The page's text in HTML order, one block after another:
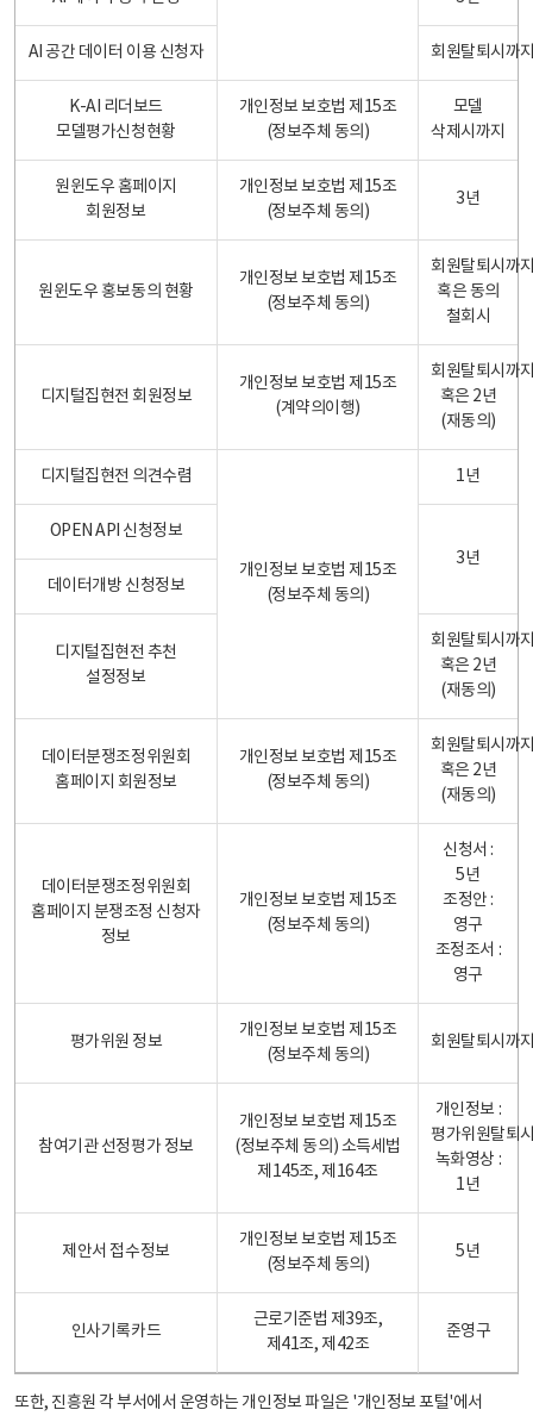
AI 공간 데이터 이용 신청자 회원탈퇴시까
K-AI 리더보드
모델평가신청현황
개인정보 보호법 제15조
(정보주체 동의)
모델
삭제시까지
원윈도우 홈페이지
회원정보
개인정보 보호법 제15조
(정보주체 동의)
3년
원윈도우 홍보동의 현황
개인정보 보호법 제15조
(정보주체 동의)
회원탈퇴시까
혹은 동의
철회시
디지털집현전 회원정보
개인정보 보호법 제15조
(계약의이행)
회원탈퇴시까
혹은 2년
(재동의)
디지털집현전 의견수렴
개인정보 보호법 제15조
(정보주체 동의)
1년
OPEN API 신청정보
3년
데이터개방 신청정보
디지털집현전 추천
설정정보
회원탈퇴시까
혹은 2년
(재동의)
데이터분쟁조정위원회
홈페이지 회원정보
개인정보 보호법 제15조
(정보주체 동의)
회원탈퇴시까
혹은 2년
(재동의)
데이터분쟁조정위원회
홈페이지 분쟁조정 신청자
정보
개인정보 보호법 제15조
(정보주체 동의)
신청서 :
5년
조정안 :
영구
조정조서 :
영구
평가위원 정보
개인정보 보호법 제15조
(정보주체 동의)
회원탈퇴시까
참여기관 선정평가 정보
개인정보 보호법 제15조
(정보주체 동의) 소득세법
제145조, 제164조
개인정보 :
평가위원탈퇴
녹화영상 :
1년
제안서 접수정보
개인정보 보호법 제15조
(정보주체 동의)
5년
인사기록카드
근로기준법 제39조,
제41조, 제42조
준영구
또한, 진흥원 각 부서에서 운영하는 개인정보 파일은 '개인정보 포털'에서